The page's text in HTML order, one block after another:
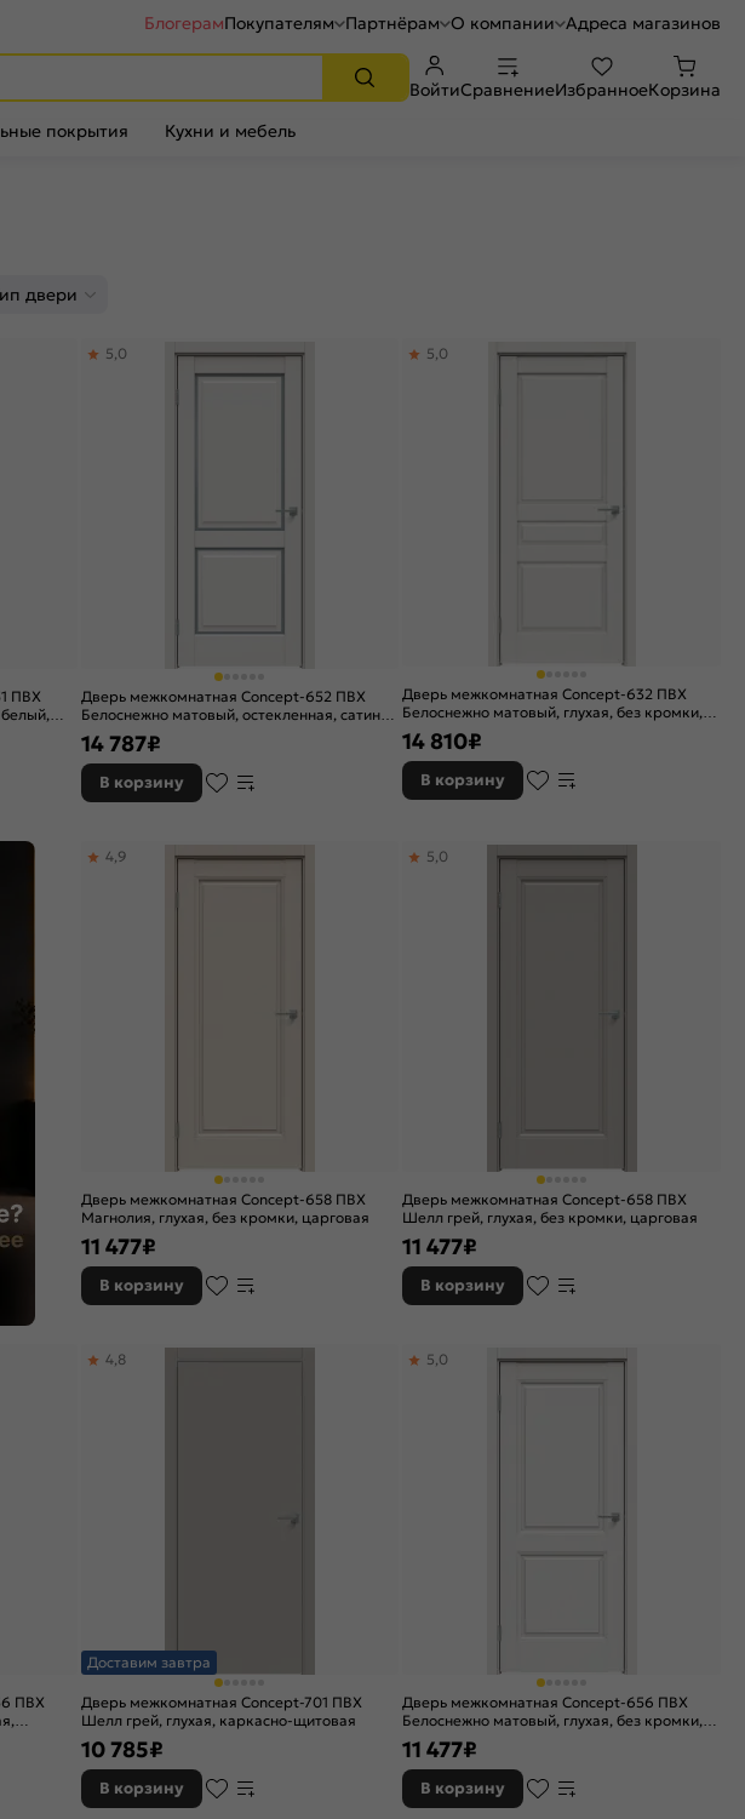
БлогерамПокупателям Партнёрам О компании Адреса магазинов
ВойтиСравнениеИзбранноеКорзина
покрытия Кухни и мебель
двери
ПВХ
Дверь межкомнатная Concept-652 ПВХ
Белоснежно матовый, остекленная, сатинат
белый, без кромки, царговая
5,0
14 787₽
В корзину
Дверь межкомнатная Concept-632 ПВХ
Белоснежно матовый, глухая, без кромки,
царговая
5,0
14 810₽
В корзину
Дверь межкомнатная Concept-658 ПВХ
Магнолия, глухая, без кромки, царговая
4,9
11 477₽
В корзину
Дверь межкомнатная Concept-658 ПВХ
Шелл грей, глухая, без кромки, царговая
5,0
11 477₽
В корзину
ПВХ
Доставим завтра
Дверь межкомнатная Concept-701 ПВХ
Шелл грей, глухая, каркасно-щитовая
4,8
10 785₽
В корзину
Дверь межкомнатная Concept-656 ПВХ
Белоснежно матовый, глухая, без кромки,
царговая
5,0
11 477₽
В корзину